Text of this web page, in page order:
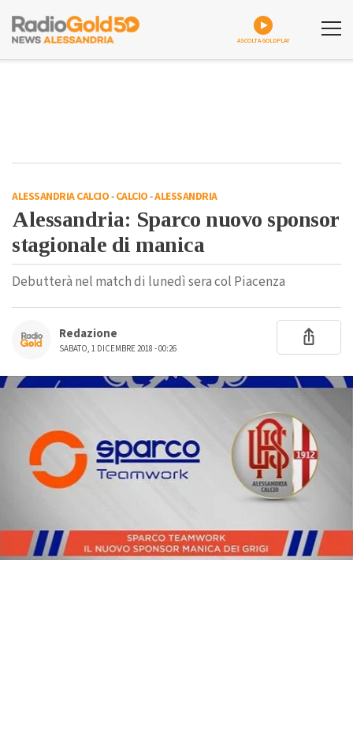
ASCOLTA GOLDPLAY
ALESSANDRIA CALCIO-CALCIO-ALESSANDRIA
Alessandria: Sparco nuovo sponsor
stagionale di manica
Debutterà nel match di lunedì sera col Piacenza
Redazione
SABATO, 1 DICEMBRE 2018 - 00:26